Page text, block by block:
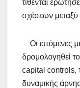
τίθενται
σχέσεων
Οι επόμενες
δρομολογηθεί
capital controls,
δυναμικής